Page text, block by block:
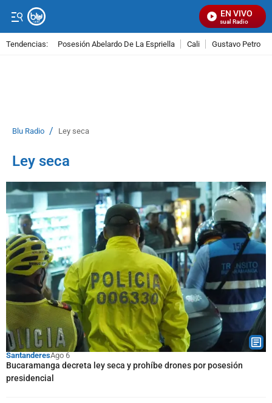
EN VIVO
Señal Visual Radio
Tendencias: Posesión Abelardo De La Espriella Cali Gustavo Petro
Blu Radio / Ley seca
Ley seca
SantanderesAgo 6
Bucaramanga decreta ley seca y prohíbe drones por posesión
presidencial